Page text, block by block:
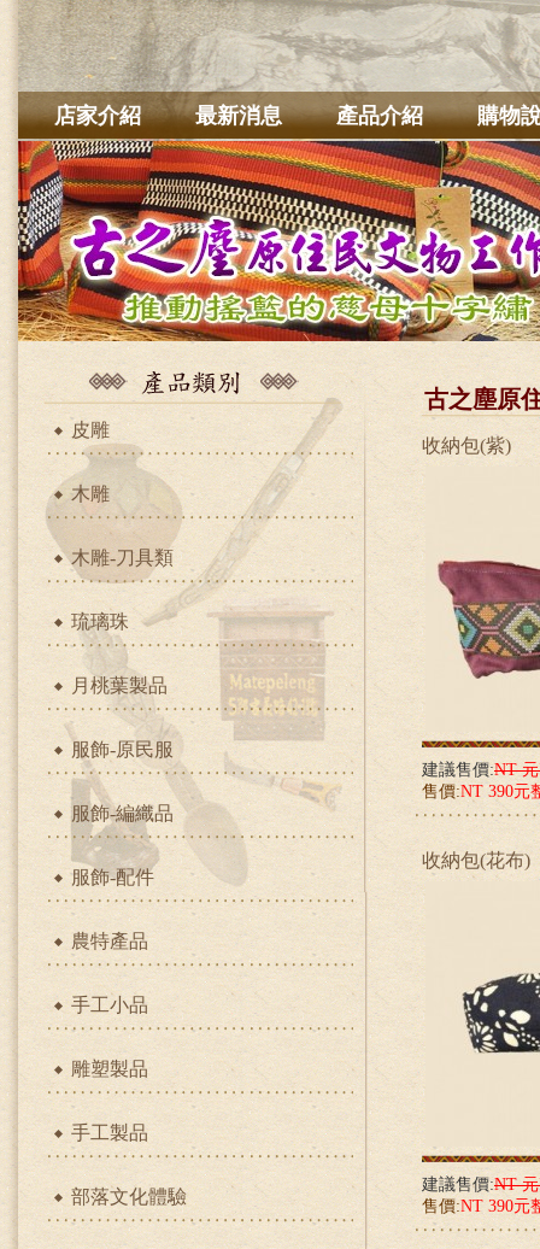
店家介紹 最新消息 產品介紹 購物
皮雕
木雕
木雕-刀具類
琉璃珠
月桃葉製品
服飾-原民服
服飾-編織品
服飾-配件
農特產品
手工小品
雕塑製品
手工製品
部落文化體驗
古之塵原
收納包(紫)
建議售價:NT
售價:NT 390元
收納包(花布)
建議售價:NT
售價:NT 390元